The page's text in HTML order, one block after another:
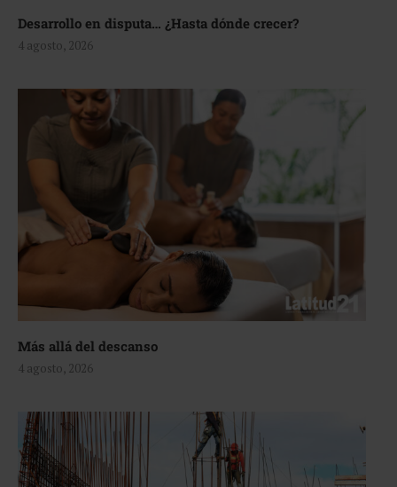
Desarrollo en disputa… ¿Hasta dónde crecer?
4 agosto, 2026
Más allá del descanso
4 agosto, 2026